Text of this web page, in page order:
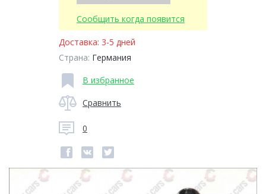
Сообщить когда появится
Доставка: 3-5 дней
Страна: Германия
В избранное
Сравнить
0